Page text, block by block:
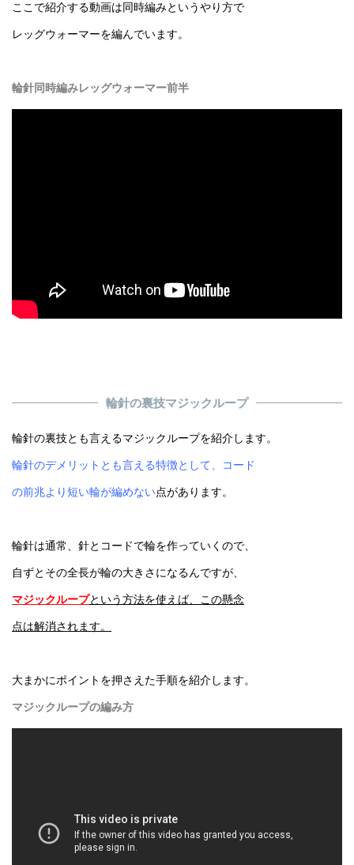
ここで紹介する動画は同時編みというやり方で
レッグウォーマーを編んでいます。
輪針同時編みレッグウォーマー前半
輪針の裏技マジックループ
輪針の裏技とも言えるマジックループを紹介します。
輪針のデメリットとも言える特徴として、コード
の前兆より短い輪が編めない点があります。
輪針は通常、針とコードで輪を作っていくので、
自ずとその全長が輪の大きさになるんですが、
マジックループという方法を使えば、この懸念
点は解消されます。
大まかにポイントを押さえた手順を紹介します。
マジックループの編み方